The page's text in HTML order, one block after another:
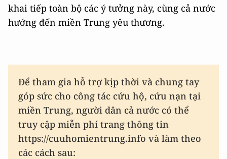
khai tiếp toàn bộ các ý tưởng này, cùng cả nước
hướng đến miền Trung yêu thương.
Để tham gia hỗ trợ kịp thời và chung tay
góp sức cho công tác cứu hộ, cứu nạn tại
miền Trung, người dân cả nước có thể
truy cập miễn phí trang thông tin
https://cuuhomientrung.info và làm theo
các cách sau: